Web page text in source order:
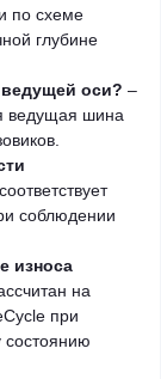
по схеме
глубине
оси? –
ведущая шина
соблюдении
износа
на
при
состоянию